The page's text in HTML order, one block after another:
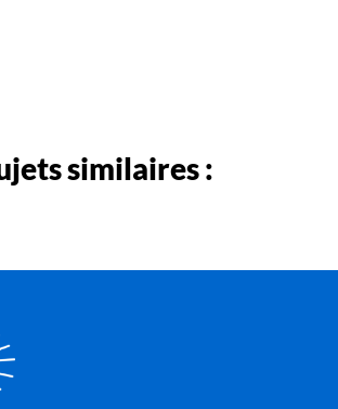
similaires :